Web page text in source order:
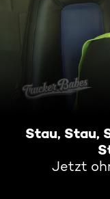
Stau, Stau,
Jetzt